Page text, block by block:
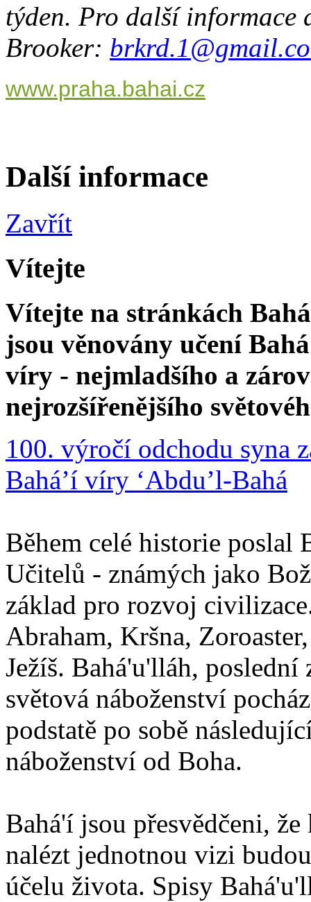
týden. Pro další informace
Brooker:
www.praha.bahai.cz
Další informace
Zavřít
Vítejte
Vítejte na stránkách
jsou věnovány učení
víry - nejmladšího a
nejrozšířenějšího
100. výročí odchodu syna
Bahá’í víry ‘Abdu’l-Bahá
Během celé historie poslal
Učitelů - známých jako
základ pro rozvoj
Abraham, Kršna,
Ježíš. Bahá'u'lláh,
světová náboženství
podstatě po sobě
náboženství od Boha.
Bahá'í jsou přesvědčeni,
nalézt jednotnou vizi
účelu života. Spisy